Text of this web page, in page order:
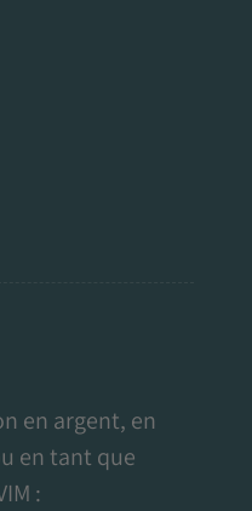
en argent, en
en tant que
: